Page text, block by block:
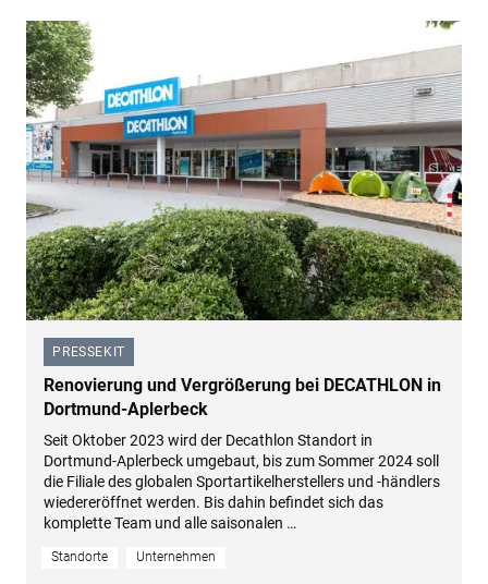
PRESSEKIT
–
Renovierung und Vergrößerung bei DECATHLON in
Dortmund-Aplerbeck
Seit Oktober 2023 wird der Decathlon Standort in
Dortmund-Aplerbeck umgebaut, bis zum Sommer 2024 soll
die Filiale des globalen Sportartikelherstellers und -händlers
wiedereröffnet werden. Bis dahin befindet sich das
komplette Team und alle saisonalen …
Standorte Unternehmen